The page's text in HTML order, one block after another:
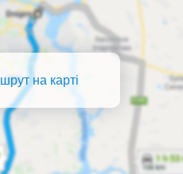
на карті